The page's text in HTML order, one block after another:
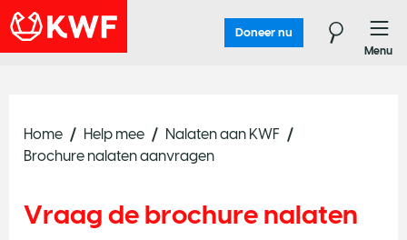
Doneer nu
Menu
Home Help mee
Nalaten aan KWF
Brochure nalaten aanvragen
Vraag de brochure nalaten